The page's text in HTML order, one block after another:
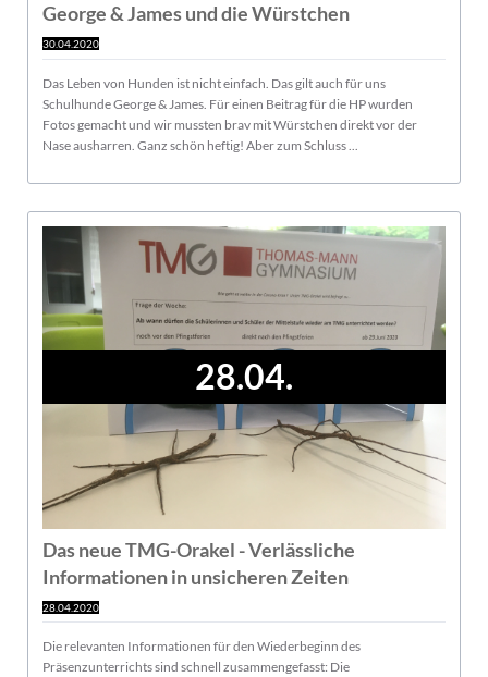
George & James und die Würstchen
30.04.2020
Das Leben von Hunden ist nicht einfach. Das gilt auch für uns
Schulhunde George & James. Für einen Beitrag für die HP wurden
Fotos gemacht und wir mussten brav mit Würstchen direkt vor der
Nase ausharren. Ganz schön heftig! Aber zum Schluss ...
28.04.
Das neue TMG-Orakel - Verlässliche
Informationen in unsicheren Zeiten
28.04.2020
Die relevanten Informationen für den Wiederbeginn des
Präsenzunterrichts sind schnell zusammengefasst: Die